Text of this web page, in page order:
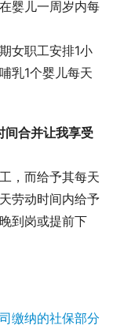
婴儿一周岁内每
女职工安排1小
乳1个婴儿每天
间合并让我享受
，而给予其每天
劳动时间内给予
到岗或提前下
缴纳的社保部分